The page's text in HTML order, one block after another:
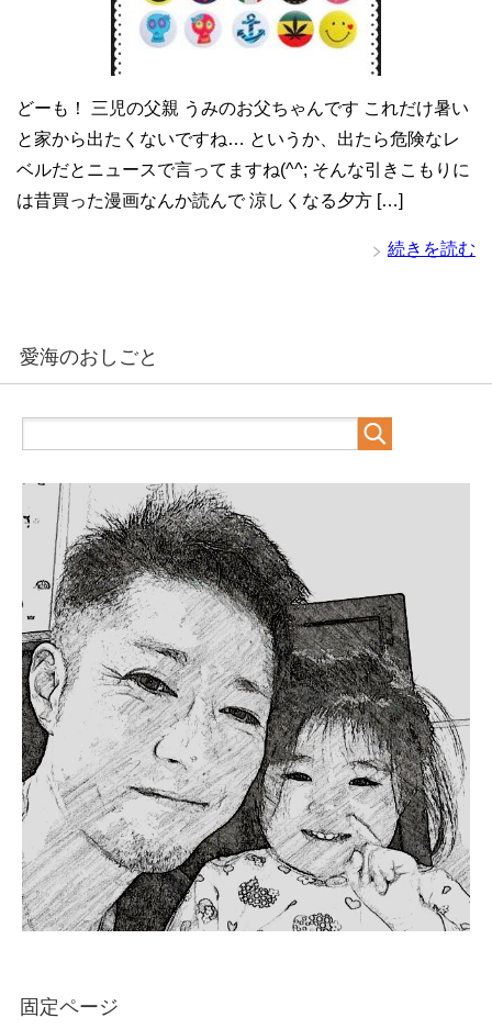
どーも！ 三児の父親 うみのお父ちゃんです これだけ暑い
と家から出たくないですね… というか、出たら危険なレ
ベルだとニュースで言ってますね(^^; そんな引きこもりに
は昔買った漫画なんか読んで 涼しくなる夕方 […]
続きを読む
愛海のおしごと
固定ページ